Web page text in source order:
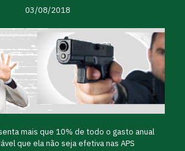
03/08/2018
mais que 10% de todo o gasto anual
que ela não seja efetiva nas APS